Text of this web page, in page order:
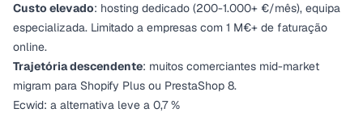
Custo elevado: hosting dedicado (200-1.000+ €/mês), equipa
especializada. Limitado a empresas com 1 M€+ de faturação
online.
Trajetória descendente: muitos comerciantes mid-market
migram para Shopify Plus ou PrestaShop 8.
Ecwid: a alternativa leve a 0,7 %